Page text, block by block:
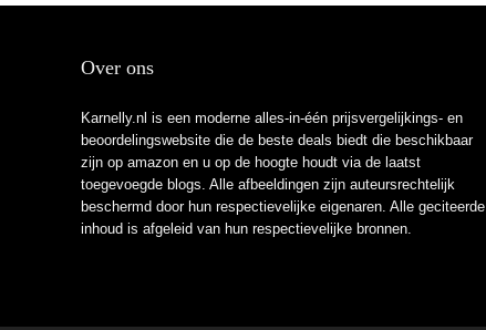
Over ons
Karnelly.nl is een moderne alles-in-één prijsvergelijkings- en
beoordelingswebsite die de beste deals biedt die beschikbaar
zijn op amazon en u op de hoogte houdt via de laatst
toegevoegde blogs. Alle afbeeldingen zijn auteursrechtelijk
beschermd door hun respectievelijke eigenaren. Alle geciteerde
inhoud is afgeleid van hun respectievelijke bronnen.